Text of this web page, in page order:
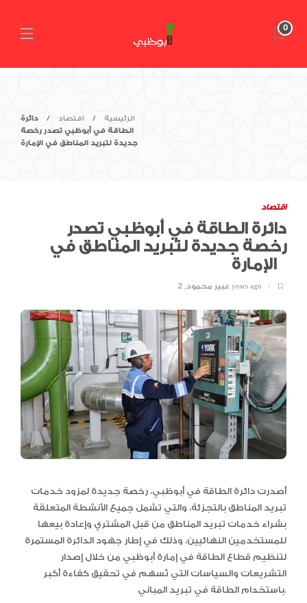
0
الرئيسية اقتصاد
دائرة
الطاقة في أبوظبي تصدر رخصة
جديدة لتبريد المناطق في الإمارة
اقتصاد
دائرة الطاقة في أبوظبي تصدر
رخصة جديدة لتبريد المناطق في
عبير محمود, 2 years ago
أصدرت دائرة الطاقة في أبوظبي، رخصة جديدة لمزود خدمات
تبريد المناطق بالتجزئة، والتي تشمل جميع الأنشطة المتعلقة
بشراء خدمات تبريد المناطق من قبل المشتري وإعادة بيعها
للمستخدمين النهائيين، وذلك في إطار جهود الدائرة المستمرة
لتنظيم قطاع الطاقة في إمارة أبوظبي من خلال إصدار
التشريعات والسياسات التي تُسهم في تحقيق كفاءة أكبر
باستخدام الطاقة في تبريد المباني.